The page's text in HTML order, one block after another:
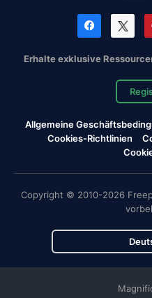
Erhalte exklusive
Allgemeine
Cookies-Richtlinien
Copyright © 2010-2026